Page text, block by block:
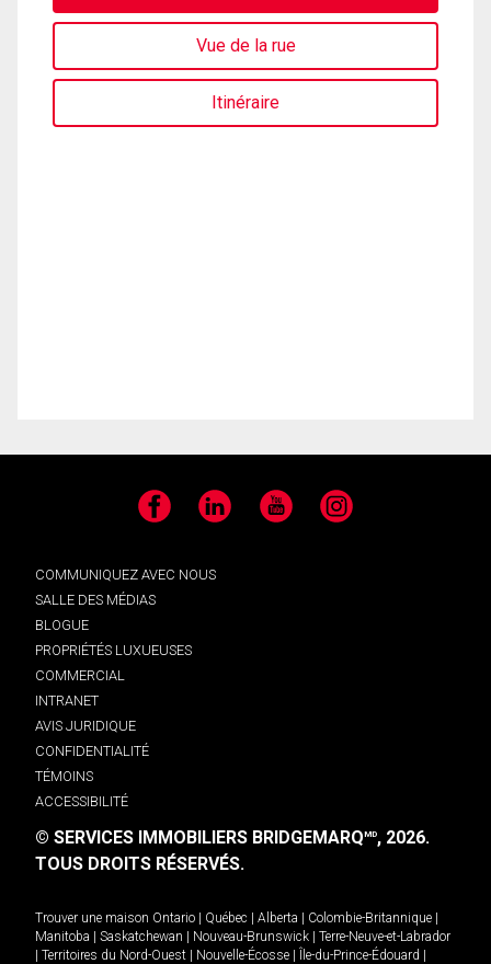
Vue de la rue
Itinéraire
Facebook LinkedIn YouTube Instagram
COMMUNIQUEZ AVEC NOUS
SALLE DES MÉDIAS
BLOGUE
PROPRIÉTÉS LUXUEUSES
COMMERCIAL
INTRANET
AVIS JURIDIQUE
CONFIDENTIALITÉ
TÉMOINS
ACCESSIBILITÉ
© SERVICES IMMOBILIERS BRIDGEMARQMD, 2026.
TOUS DROITS RÉSERVÉS.
Trouver une maison Ontario | Québec | Alberta | Colombie-Britannique |
Manitoba | Saskatchewan | Nouveau-Brunswick | Terre-Neuve-et-Labrador
| Territoires du Nord-Ouest | Nouvelle-Écosse | Île-du-Prince-Édouard |